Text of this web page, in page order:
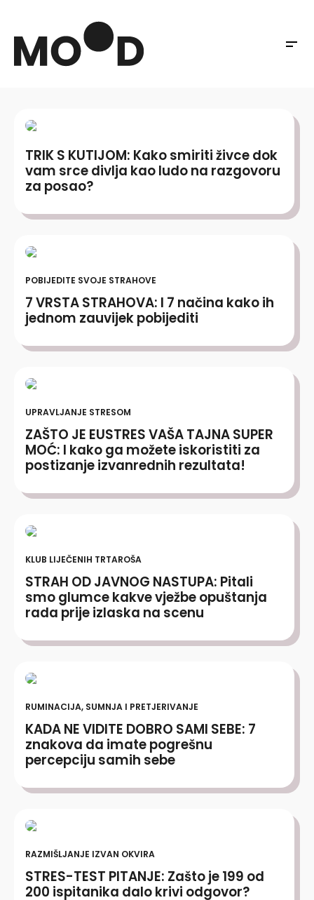
TRIK S KUTIJOM: Kako smiriti živce dok
vam srce divlja kao ludo na razgovoru
za posao?
POBIJEDITE SVOJE STRAHOVE
7 VRSTA STRAHOVA: I 7 načina kako ih
jednom zauvijek pobijediti
UPRAVLJANJE STRESOM
ZAŠTO JE EUSTRES VAŠA TAJNA SUPER
MOĆ: I kako ga možete iskoristiti za
postizanje izvanrednih rezultata!
KLUB LIJEČENIH TRTAROŠA
STRAH OD JAVNOG NASTUPA: Pitali
smo glumce kakve vježbe opuštanja
rada prije izlaska na scenu
RUMINACIJA, SUMNJA I PRETJERIVANJE
KADA NE VIDITE DOBRO SAMI SEBE: 7
znakova da imate pogrešnu
percepciju samih sebe
RAZMIŠLJANJE IZVAN OKVIRA
STRES-TEST PITANJE: Zašto je 199 od
200 ispitanika dalo krivi odgovor?